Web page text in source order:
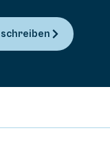
schreiben